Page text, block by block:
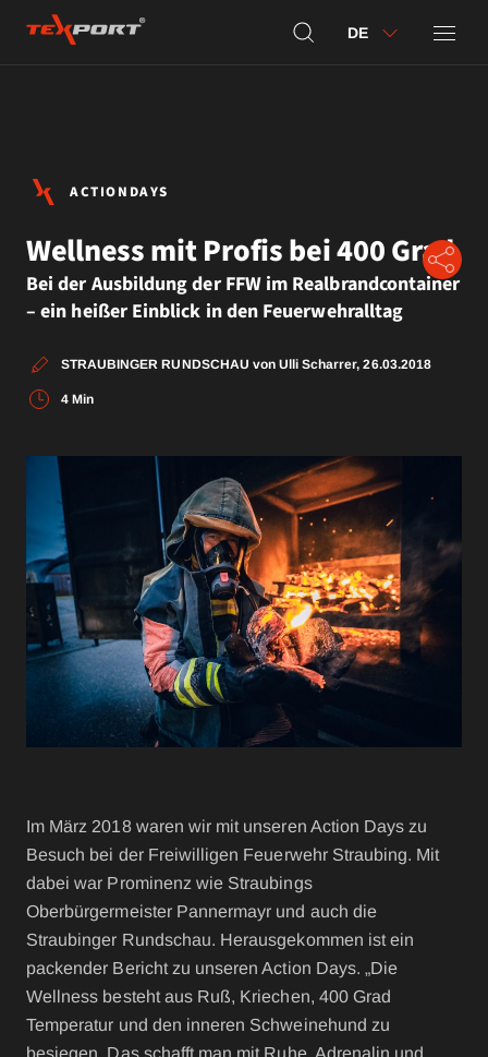
DE
ACTIONDAYS
Wellness mit Profis bei 400 Grad
Bei der Ausbildung der FFW im Realbrandcontainer
– ein heißer Einblick in den Feuerwehralltag
STRAUBINGER RUNDSCHAU von Ulli Scharrer, 26.03.2018
4 Min
Im März 2018 waren wir mit unseren Action Days zu
Besuch bei der Freiwilligen Feuerwehr Straubing. Mit
dabei war Prominenz wie Straubings
Oberbürgermeister Pannermayr und auch die
Straubinger Rundschau. Herausgekommen ist ein
packender Bericht zu unseren Action Days. „Die
Wellness besteht aus Ruß, Kriechen, 400 Grad
Temperatur und den inneren Schweinehund zu
besiegen. Das schafft man mit Ruhe, Adrenalin und